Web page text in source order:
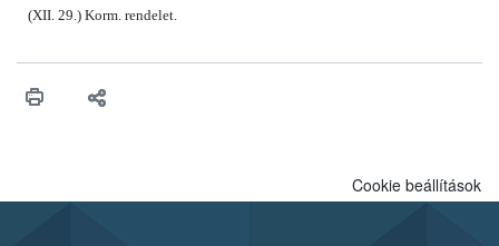
(XII. 29.) Korm. rendelet.
Cookie beállítások